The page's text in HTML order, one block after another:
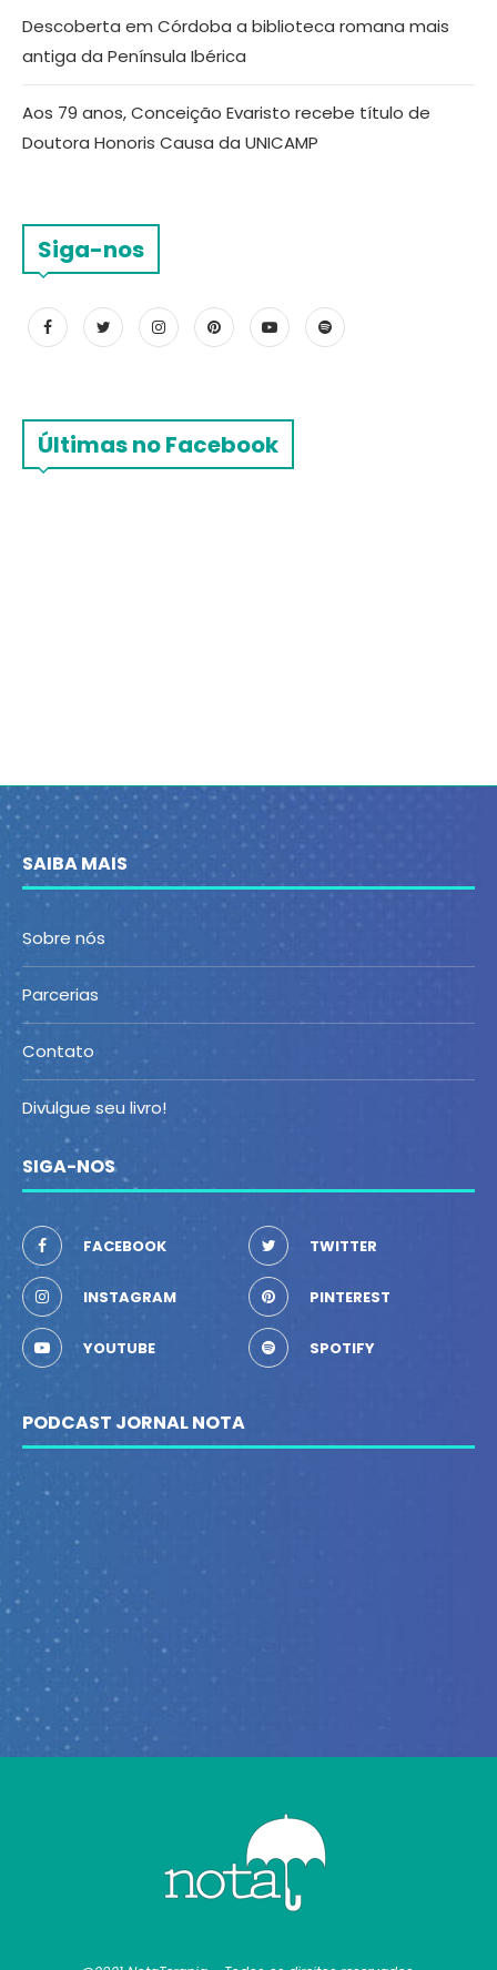
Descoberta em Córdoba a biblioteca romana mais
antiga da Península Ibérica
Aos 79 anos, Conceição Evaristo recebe título de
Doutora Honoris Causa da UNICAMP
Siga-nos
Últimas no Facebook
SAIBA MAIS
Sobre nós
Parcerias
Contato
Divulgue seu livro!
SIGA-NOS
FACEBOOK TWITTER
INSTAGRAM PINTEREST
YOUTUBE SPOTIFY
PODCAST JORNAL NOTA